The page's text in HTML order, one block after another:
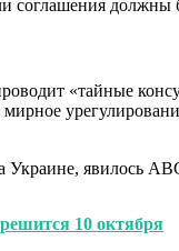
соглашения
«тайные
явилось
10 октября